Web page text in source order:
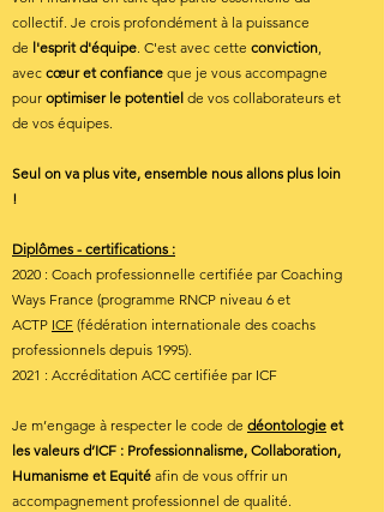
collectif. Je crois profondément à la puissance
de l'esprit d'équipe. C'est avec cette conviction,
avec cœuret confiance que je vous accompagne
pour optimiser le potentiel de vos collaborateurs et
de vos équipes.
Seul on va plus vite, ensemble nous allons plus loin
!
Diplômes - certifications :
2020 : Coach professionnelle certifiée par Coaching
Ways France (programme RNCP niveau 6 et
ACTP ICF (fédération internationale des coachs
professionnels depuis 1995).
2021 : Accréditation ACC certifiée par ICF
Je m’engage à respecter le code de déontologie et
les valeurs d’ICF : Professionnalisme, Collaboration,
Humanisme et Equité afin de vous offrir un
accompagnement professionnel de qualité.